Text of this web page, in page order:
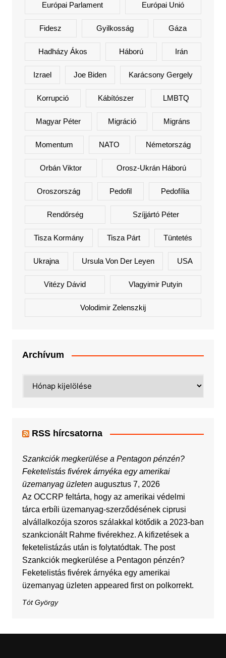
Európai Parlament Európai Unió
Fidesz Gyilkosság Gáza
Hadházy Ákos Háború Irán
Izrael Joe Biden Karácsony Gergely
Korrupció Kábítószer LMBTQ
Magyar Péter Migráció Migráns
Momentum NATO Németország
Orbán Viktor Orosz-Ukrán Háború
Oroszország Pedofil Pedofília
Rendőrség Szíjjártó Péter
Tisza Kormány Tisza Párt Tüntetés
Ukrajna Ursula Von Der Leyen USA
Vitézy Dávid Vlagyimir Putyin
Volodimir Zelenszkij
Archívum
RSS hírcsatorna
Szankciók megkerülése a Pentagon pénzén?
Feketelistás fivérek árnyéka egy amerikai
üzemanyag üzleten augusztus 7, 2026
Az OCCRP feltárta, hogy az amerikai védelmi
tárca erbíli üzemanyag-szerződésének ciprusi
alvállalkozója szoros szálakkal kötődik a 2023-ban
szankcionált Rahme fivérekhez. A kifizetések a
feketelistázás után is folytatódtak. The post
Szankciók megkerülése a Pentagon pénzén?
Feketelistás fivérek árnyéka egy amerikai
üzemanyag üzleten appeared first on polkorrekt.
Tót György